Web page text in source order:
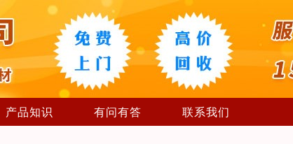
产品知识 有问有答 联系我们